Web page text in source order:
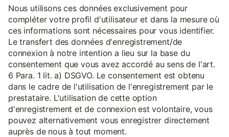
Nous utilisons ces données exclusivement pour
compléter votre profil d'utilisateur et dans la mesure où
ces informations sont nécessaires pour vous identifier.
Le transfert des données d'enregistrement/de
connexion à notre intention a lieu sur la base du
consentement que vous avez accordé au sens de l'art.
6 Para. 1 lit. a) DSGVO. Le consentement est obtenu
dans le cadre de l'utilisation de l'enregistrement par le
prestataire. L'utilisation de cette option
d'enregistrement et de connexion est volontaire, vous
pouvez alternativement vous enregistrer directement
auprès de nous à tout moment.